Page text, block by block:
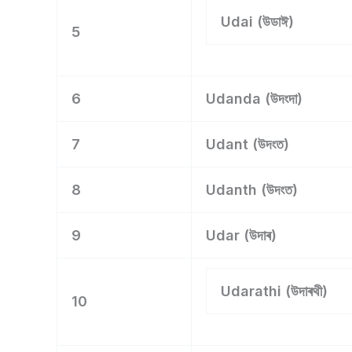
5
Udai (উডাঈ)
6 Udanda (উদংদা)
7 Udant (উদংত)
8 Udanth (উদংত)
9 Udar (উদাৰ)
10
Udarathi (উদাৰথী)